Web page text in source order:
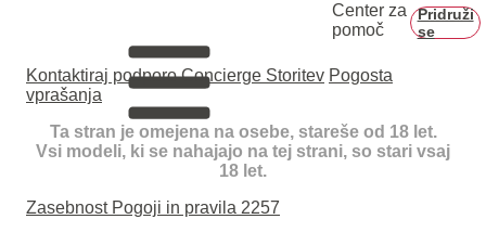
Center za
pomoč
Pridruži
se
Kontaktiraj podporo Concierge Storitev Pogosta
vprašanja
Ta stran je omejena na osebe, stareše od 18 let.
Vsi modeli, ki se nahajajo na tej strani, so stari vsaj
18 let.
Zasebnost Pogoji in pravila 2257